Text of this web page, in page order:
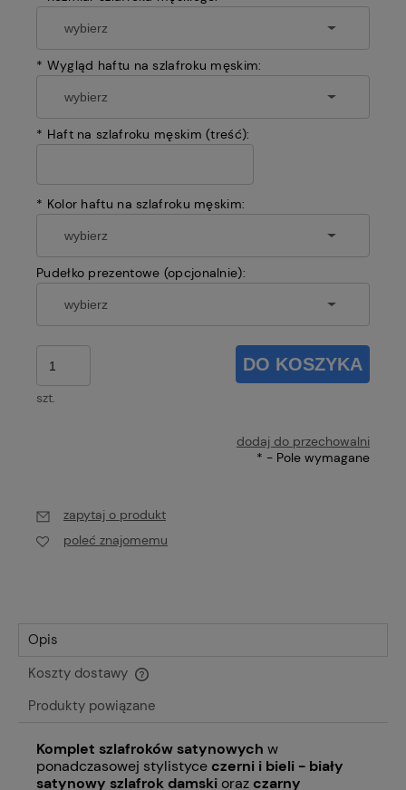
* Wygląd haftu na szlafroku męskim:
* Haft na szlafroku męskim (treść):
* Kolor haftu na szlafroku męskim:
Pudełko prezentowe (opcjonalnie):
szt.
DO KOSZYKA
dodaj do przechowalni
* - Pole wymagane
zapytaj o produkt
poleć znajomemu
Opis
Koszty dostawy
Cena nie zawiera ewentualnych kosztów płatności
Produkty powiązane
Komplet szlafroków satynowych w
ponadczasowej stylistyce czerni i bieli - biały
satynowy szlafrok damski oraz czarny